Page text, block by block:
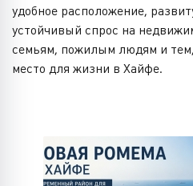
удобное расположение,
устойчивый спрос на
семьям, пожилым людям и
место для жизни в Хайфе.